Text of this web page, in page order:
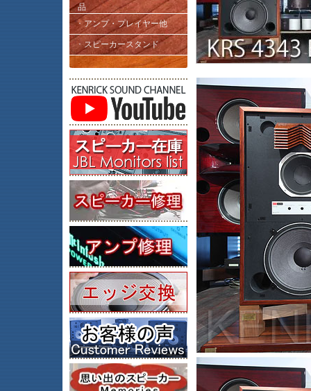
品
･ アンプ・プレイヤー他
･ スピーカースタンド